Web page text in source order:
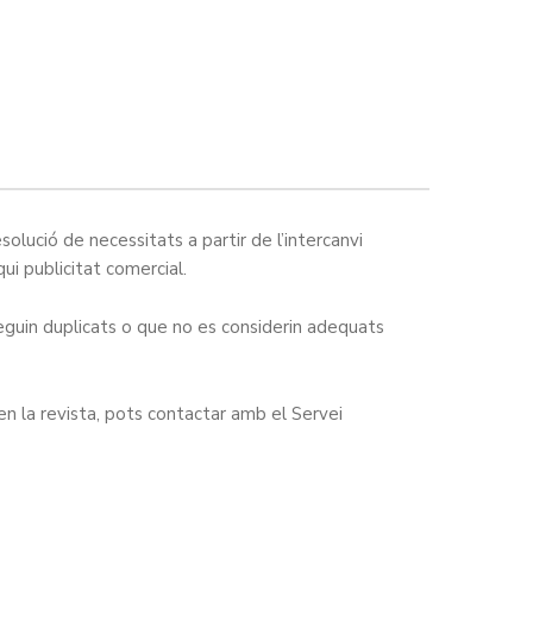
de necessitats a partir de l’intercanvi
publicitat comercial.
duplicats o que no es considerin adequats
la revista, pots contactar amb el Servei